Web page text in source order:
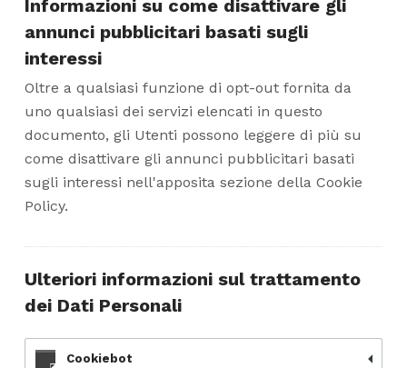
Informazioni su come disattivare gli
annunci pubblicitari basati sugli
interessi
Oltre a qualsiasi funzione di opt-out fornita da
uno qualsiasi dei servizi elencati in questo
documento, gli Utenti possono leggere di più su
come disattivare gli annunci pubblicitari basati
sugli interessi nell'apposita sezione della Cookie
Policy.
Ulteriori informazioni sul trattamento
dei Dati Personali
Cookiebot